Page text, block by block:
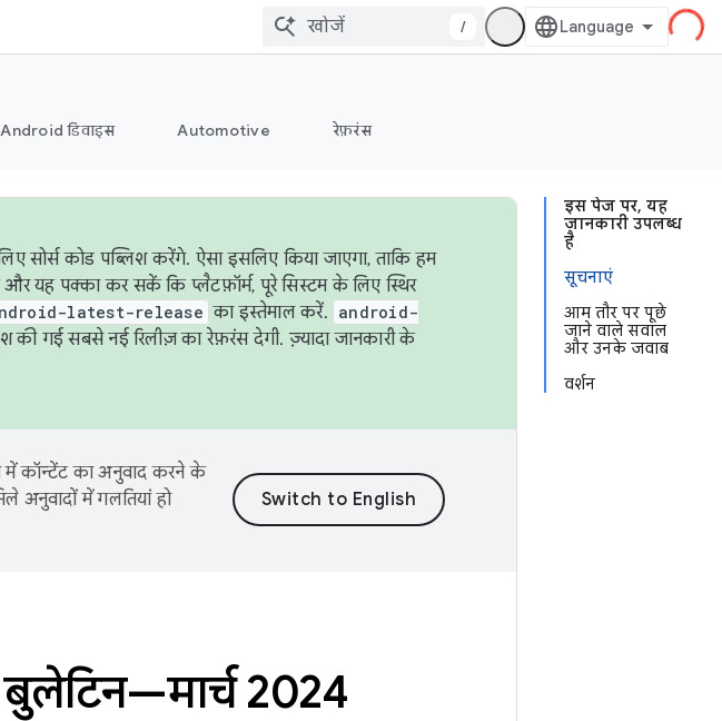
/
Android डिवाइस Automotive रेफ़रंस
इस पेज पर, यह
जानकारी उपलब्ध
है
सूचनाएं
आम तौर पर पूछे
जाने वाले सवाल
और उनके जवाब
वर्शन
सोर्स कोड पब्लिश करेंगे. ऐसा इसलिए किया जाएगा, ताकि हम
यह पक्का कर सकें कि प्लैटफ़ॉर्म, पूरे सिस्टम के लिए स्थिर
latest-release का इस्तेमाल करें. android-
की गई सबसे नई रिलीज़ का रेफ़रंस देगी. ज़्यादा जानकारी के
में कॉन्टेंट का अनुवाद करने के
अनुवादों में गलतियां हो
2024